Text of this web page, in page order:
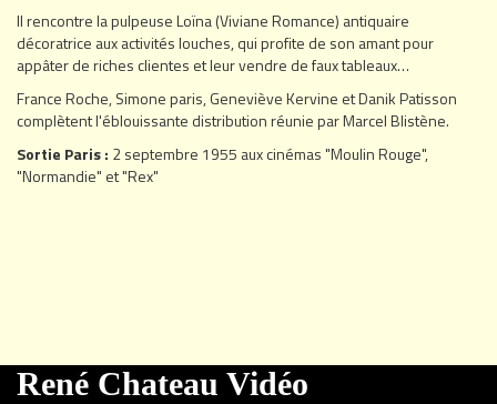
Il rencontre la pulpeuse Loïna (Viviane Romance) antiquaire
décoratrice aux activités louches, qui profite de son amant pour
appâter de riches clientes et leur vendre de faux tableaux…
France Roche, Simone paris, Geneviève Kervine et Danik Patisson
complètent l'éblouissante distribution réunie par Marcel Blistène.
Sortie Paris : 2 septembre 1955 aux cinémas "Moulin Rouge",
"Normandie" et "Rex"
René Chateau Vidéo